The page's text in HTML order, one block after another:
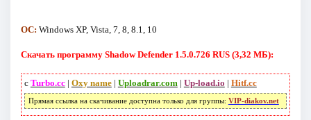
ОС: Windows XP, Vista, 7, 8, 8.1, 10
Скачать программу Shadow Defender 1.5.0.726 RUS (3,32 МБ):
с Turbo.cc| Oxy name| Uploadrar.com | Up-load.io | Hitf.cc
Прямая ссылка на скачивание доступна только для группы: VIP-diakov.net